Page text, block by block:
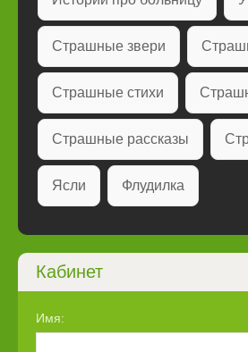
Страшные звери
Страшные стихи
Страшные рассказы
Ясли Флудилка
Кабинет
Имя: